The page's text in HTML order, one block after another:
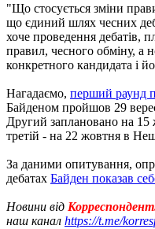
"Що стосується зміни
що єдиний шлях чесних
хоче проведення дебатів,
правил, чесного обміну, а
конкретного кандидата і
Нагадаємо, перший раунд
Байденом пройшов 29
Другий заплановано на
третій - на 22 жовтня в
За даними опитування,
дебатах Байден показав
Новини від
наш канал https://t.me/